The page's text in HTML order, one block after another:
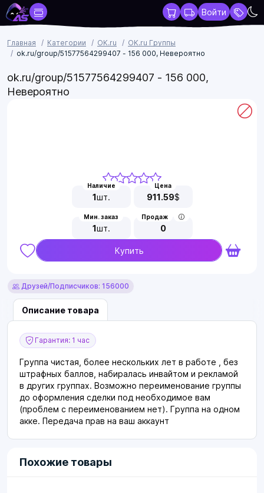
Войти
Главная Категории OK.ru
OK.ru Группы
ok.ru/group/51577564299407 - 156 000, Невероятно
ok.ru/group/51577564299407 - 156 000,
Невероятно
Наличие
1шт.
Цена
911.59$
Мин. заказ
1шт.
Продаж
0
Купить
Друзей/Подписчиков: 156000
Описание товара
Гарантия: 1 час
Группа чистая, более нескольких лет в работе , без
штрафных баллов, набиралась инвайтом и рекламой
в других группах. Возможно переименование группы
до оформления сделки под необходимое вам
(проблем с переименованием нет). Группа на одном
акке. Передача прав на ваш аккаунт
Похожие товары